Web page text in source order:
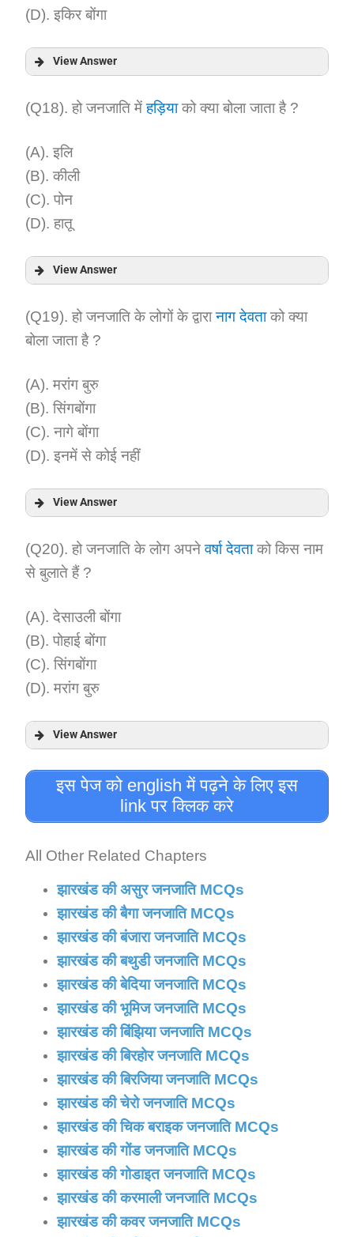
(D). इकिर बोंगा
View Answer
Answer:
Explanation:
(Q18). हो जनजाति मेंहड़ियाको क्या बोला जाता है ?
(A). इलि
(B). कीली
(C). पोन
(D). हातू
View Answer
Answer:
(Q19). हो जनजाति के लोगों के द्वारानाग देवताको क्या
बोला जाता है ?
(A). मरांग बुरु
(B). सिंगबोंगा
(C). नागे बोंगा
(D). इनमें से कोई नहीं
View Answer
Answer:
(Q20). हो जनजाति के लोग अपनेवर्षा देवताको किस नाम
से बुलाते हैं ?
(A). देसाउली बोंगा
(B). पोहाई बोंगा
(C). सिंगबोंगा
(D). मरांग बुरु
View Answer
Answer:
Explanation:
इस पेज को english में पढ़ने के लिए इस
link पर क्लिक करे
All Other Related Chapters
झारखंड की असुर जनजाति MCQs
झारखंड की बैगा जनजाति MCQs
झारखंड की बंजारा जनजाति MCQs
झारखंड की बथुडी जनजाति MCQs
झारखंड की बेदिया जनजाति MCQs
झारखंड की भूमिज जनजाति MCQs
झारखंड की बिंझिया जनजाति MCQs
झारखंड की बिरहोर जनजाति MCQs
झारखंड की बिरजिया जनजाति MCQs
झारखंड की चेरो जनजाति MCQs
झारखंड की चिक बराइक जनजाति MCQs
झारखंड की गोंड जनजाति MCQs
झारखंड की गोडाइत जनजाति MCQs
झारखंड की करमाली जनजाति MCQs
झारखंड की कवर जनजाति MCQs